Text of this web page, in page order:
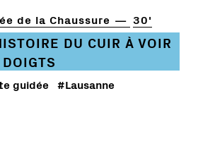
de la Chaussure 30'
DU CUIR À VOIR
guidée #Lausanne